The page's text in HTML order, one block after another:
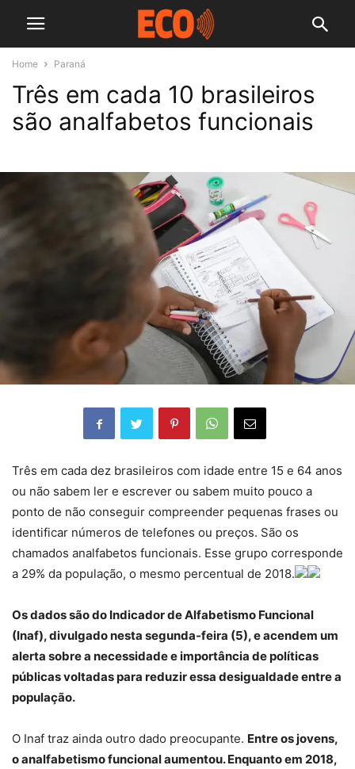
Home Paraná
Três em cada 10 brasileiros
são analfabetos funcionais
Três em cada dez brasileiros com idade entre 15 e 64 anos
ou não sabem ler e escrever ou sabem muito pouco a
ponto de não conseguir compreender pequenas frases ou
identificar números de telefones ou preços. São os
chamados analfabetos funcionais. Esse grupo corresponde
a 29% da população, o mesmo percentual de 2018.
Os dados são do Indicador de Alfabetismo Funcional
(Inaf), divulgado nesta segunda-feira (5), e acendem um
alerta sobre a necessidade e importância de políticas
públicas voltadas para reduzir essa desigualdade entre a
população.
O Inaf traz ainda outro dado preocupante. Entre os jovens,
o analfabetismo funcional aumentou. Enquanto em 2018,